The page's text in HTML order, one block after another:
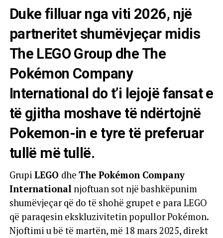
Duke filluar nga viti 2026, një
partneritet shumëvjeçar midis
The LEGO Group dhe The
Pokémon Company
International do t’i lejojë fansat e
të gjitha moshave të ndërtojnë
Pokemon-in e tyre të preferuar
tullë më tullë.
Grupi LEGO dhe The Pokémon Company
International njoftuan sot një bashkëpunim
shumëvjeçar që do të shohë grupet e para LEGO
që paraqesin ekskluzivitetin popullor Pokémon.
Njoftimi u bë të martën, më 18 mars 2025, direkt